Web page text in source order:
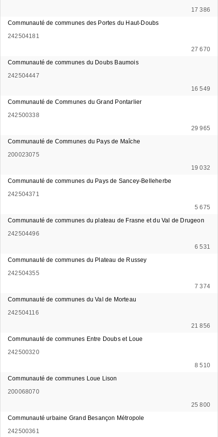
17 386
Communauté de communes des Portes du Haut-Doubs
242504181
27 670
Communauté de communes du Doubs Baumois
242504447
16 549
Communauté de Communes du Grand Pontarlier
242500338
29 965
Communauté de Communes du Pays de Maîche
200023075
19 032
Communauté de communes du Pays de Sancey-Belleherbe
242504371
5 675
Communauté de communes du plateau de Frasne et du Val de Drugeon
242504496
6 531
Communauté de communes du Plateau de Russey
242504355
7 374
Communauté de communes du Val de Morteau
242504116
21 856
Communauté de communes Entre Doubs et Loue
242500320
8 510
Communauté de communes Loue Lison
200068070
25 800
Communauté urbaine Grand Besançon Métropole
242500361